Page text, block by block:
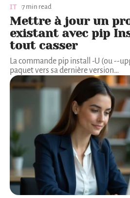
IT 7 min read
Mettre à jour un
existant avec pip
tout casser
La commande pip install -U (ou --
paquet vers sa dernière version…